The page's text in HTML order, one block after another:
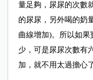
量足夠，尿尿的次數
的尿尿，另外喝的奶
曲線增加)。所以如
少，可是尿尿次數有
加，就不用太過擔心